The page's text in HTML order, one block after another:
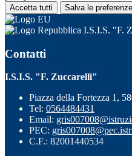
Accetta tutti Salva le preferenze
I.S.I.S. "F.
Contatti
I.S.I.S. "F. Zuccarelli"
Piazza della Fortezza 1,
Tel: 0564484431
Email:
PEC:
C.F.: 82001440534